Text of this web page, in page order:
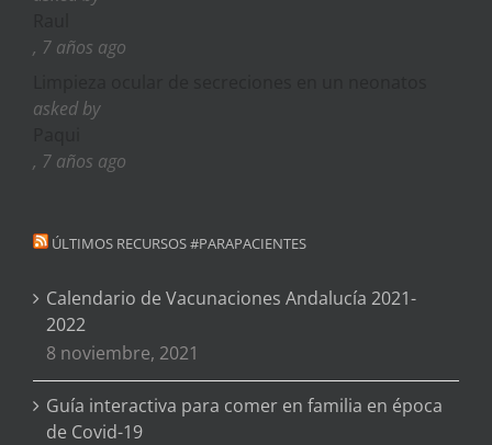
, 7 años ago
asked by
, 7 años ago
ÚLTIMOS RECURSOS #PARAPACIENTES
Calendario de Vacunaciones Andalucía 2021-
2022
8 noviembre, 2021
Guía interactiva para comer en familia en época
de Covid-19